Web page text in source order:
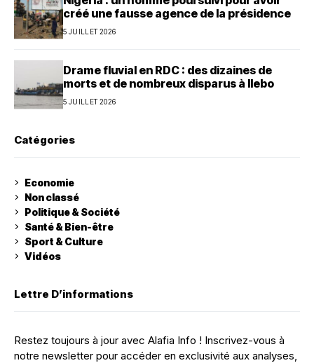
créé une fausse agence de la présidence
5 JUILLET 2026
Drame fluvial en RDC : des dizaines de
morts et de nombreux disparus à Ilebo
5 JUILLET 2026
Catégories
Economie
Non classé
Politique & Société
Santé & Bien-être
Sport & Culture
Vidéos
Lettre D’informations
Restez toujours à jour avec Alafia Info ! Inscrivez-vous à
notre newsletter pour accéder en exclusivité aux analyses,